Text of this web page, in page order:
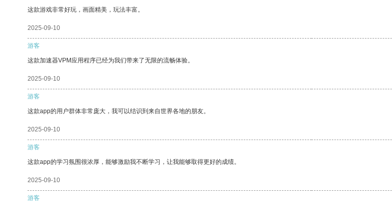
这款游戏非常好玩，画面精美，玩法丰富。
2025-09-10
游客
这款加速器VPM应用程序已经为我们带来了无限的流畅体验。
2025-09-10
游客
这款app的用户群体非常庞大，我可以结识到来自世界各地的朋友。
2025-09-10
游客
这款app的学习氛围很浓厚，能够激励我不断学习，让我能够取得更好的成绩。
2025-09-10
游客